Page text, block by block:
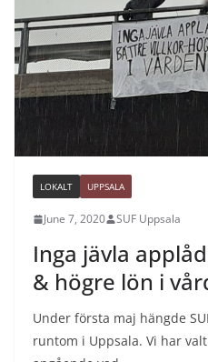
LOKALT UPPSALA
June 7, 2020 SUF Uppsala
Inga jävla
& högre lön i
Under första maj hängde
runtom i Uppsala. Vi har